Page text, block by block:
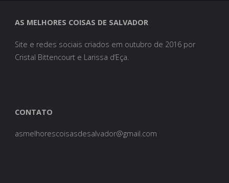
AS MELHORES COISAS DE SALVADOR
Site e redes sociais criados em outubro de 2016 por
Cristal Bittencourt e Larissa d’Eça.
CONTATO
asmelhorescoisasdesalvador@gmail.com